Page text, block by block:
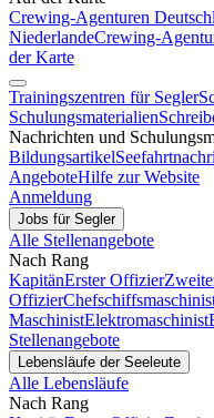
Crewing-Agenturen
NiederlandeCrewing-
der Karte
Trainingszentren für Segler
Schulungsmaterialien
Nachrichten und
Bildungsartikel
AngeboteHilfe zur Website
Anmeldung
Jobs für Segler
Alle Stellenangebote
Nach Rang
KapitänErster Offizier
Offizier
MaschinistElektromaschinist
Stellenangebote
Lebensläufe der Seeleute
Alle Lebensläufe
Nach Rang